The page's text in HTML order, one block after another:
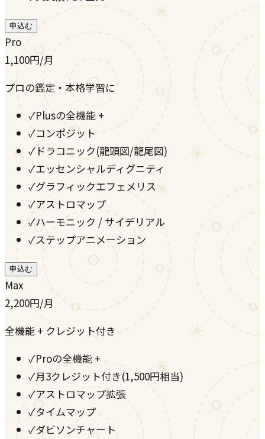
申込む
Pro
1,100円/月
プロの鑑定・本格学習に
✓Plusの全機能 +
✓コンポジット
✓ ドラコニック(龍頭図/龍尾図)
✓エッセンシャルディグニティ
✓グラフィックエフェメリス
✓アストロマップ
✓ハーモニック / サイデリアル
✓ステップアニメーション
申込む
Max
2,200円/月
全機能 + クレジット付き
✓Proの全機能 +
✓月3クレジット付き(1,500円相当)
✓アストロマップ拡張
✓タイムマップ
✓ダビソンチャート